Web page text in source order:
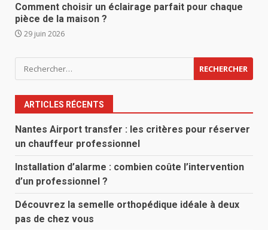
Comment choisir un éclairage parfait pour chaque
pièce de la maison ?
29 juin 2026
Rechercher :
ARTICLES RÉCENTS
Nantes Airport transfer : les critères pour réserver
un chauffeur professionnel
Installation d’alarme : combien coûte l’intervention
d’un professionnel ?
Découvrez la semelle orthopédique idéale à deux
pas de chez vous